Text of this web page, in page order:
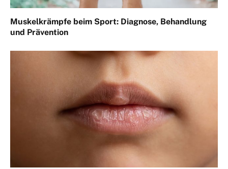
Muskelkrämpfe beim Sport: Diagnose, Behandlung
und Prävention